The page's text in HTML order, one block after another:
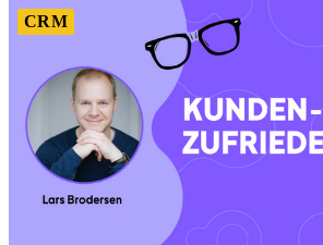
CRM